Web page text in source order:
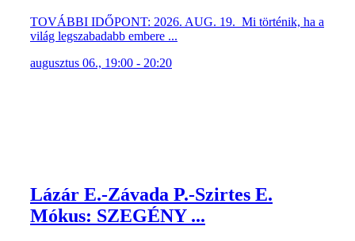
TOVÁBBI IDŐPONT: 2026. AUG. 19. Mi történik, ha a
világ legszabadabb embere ...
augusztus 06., 19:00 - 20:20
Lázár E.-Závada P.-Szirtes E.
Mókus: SZEGÉNY ...